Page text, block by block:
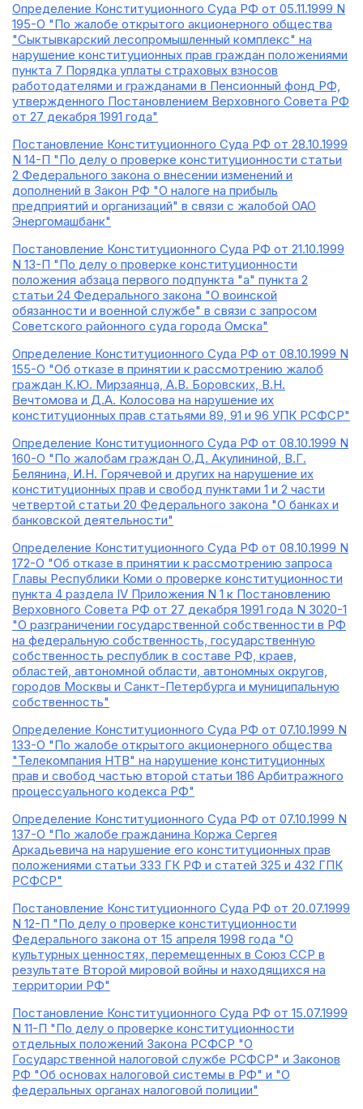
Определение Конституционного Суда РФ от 05.11.1999 N
195-О "По жалобе открытого акционерного общества
"Сыктывкарский лесопромышленный комплекс" на
нарушение конституционных прав граждан положениями
пункта 7 Порядка уплаты страховых взносов
работодателями и гражданами в Пенсионный фонд РФ,
утвержденного Постановлением Верховного Совета РФ
от 27 декабря 1991 года"
Постановление Конституционного Суда РФ от 28.10.1999
N 14-П "По делу о проверке конституционности статьи
2 Федерального закона о внесении изменений и
дополнений в Закон РФ "О налоге на прибыль
предприятий и организаций" в связи с жалобой ОАО
Энергомашбанк"
Постановление Конституционного Суда РФ от 21.10.1999
N 13-П "По делу о проверке конституционности
положения абзаца первого подпункта "а" пункта 2
статьи 24 Федерального закона "О воинской
обязанности и военной службе" в связи с запросом
Советского районного суда города Омска"
Определение Конституционного Суда РФ от 08.10.1999 N
155-О "Об отказе в принятии к рассмотрению жалоб
граждан К.Ю. Мирзаянца, А.В. Боровских, В.Н.
Вечтомова и Д.А. Колосова на нарушение их
конституционных прав статьями 89, 91 и 96 УПК РСФСР"
Определение Конституционного Суда РФ от 08.10.1999 N
160-О "По жалобам граждан О.Д. Акулининой, В.Г.
Белянина, И.Н. Горячевой и других на нарушение их
конституционных прав и свобод пунктами 1 и 2 части
четвертой статьи 20 Федерального закона "О банках и
банковской деятельности"
Определение Конституционного Суда РФ от 08.10.1999 N
172-О "Об отказе в принятии к рассмотрению запроса
Главы Республики Коми о проверке конституционности
пункта 4 раздела IV Приложения N 1 к Постановлению
Верховного Совета РФ от 27 декабря 1991 года N 3020-1
"О разграничении государственной собственности в РФ
на федеральную собственность, государственную
собственность республик в составе РФ, краев,
областей, автономной области, автономных округов,
городов Москвы и Санкт-Петербурга и муниципальную
собственность"
Определение Конституционного Суда РФ от 07.10.1999 N
133-О "По жалобе открытого акционерного общества
"Телекомпания НТВ" на нарушение конституционных
прав и свобод частью второй статьи 186 Арбитражного
процессуального кодекса РФ"
Определение Конституционного Суда РФ от 07.10.1999 N
137-О "По жалобе гражданина Коржа Сергея
Аркадьевича на нарушение его конституционных прав
положениями статьи 333 ГК РФ и статей 325 и 432 ГПК
РСФСР"
Постановление Конституционного Суда РФ от 20.07.1999
N 12-П "По делу о проверке конституционности
Федерального закона от 15 апреля 1998 года "О
культурных ценностях, перемещенных в Союз ССР в
результате Второй мировой войны и находящихся на
территории РФ"
Постановление Конституционного Суда РФ от 15.07.1999
N 11-П "По делу о проверке конституционности
отдельных положений Закона РСФСР "О
Государственной налоговой службе РСФСР" и Законов
РФ "Об основах налоговой системы в РФ" и "О
федеральных органах налоговой полиции"